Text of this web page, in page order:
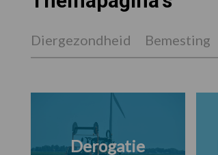
Diergezondheid Bemesting
Derogatie